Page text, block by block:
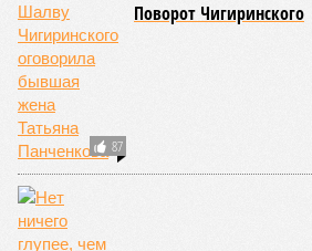
87
Поворот Чигиринского